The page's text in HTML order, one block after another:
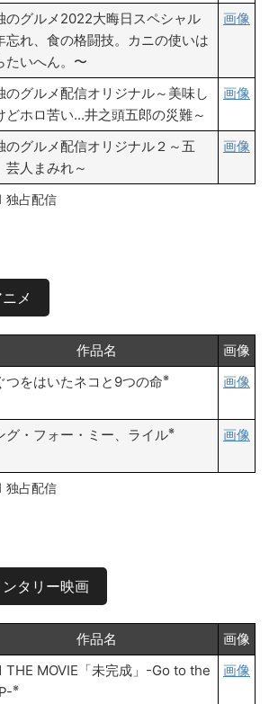
のグルメ2022大晦日スペシャル
忘れ、食の格闘技。カニの使いは
たいへん。〜
画像
のグルメ配信オリジナル～美味し
どホロ苦い...井之頭五郎の災難～
画像
のグルメ配信オリジナル２～五
芸人まみれ～
画像
占配信
メ
作品名
画像
つをはいたネコと9つの命※ 画像
グ・フォー・ミー、ライル※ 画像
占配信
タリー映画
作品名
画像
THE MOVIE「未完成」-Go to the
※
画像